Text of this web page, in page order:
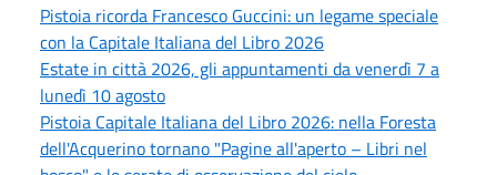
Pistoia ricorda Francesco Guccini: un legame speciale
con la Capitale Italiana del Libro 2026
Estate in città 2026, gli appuntamenti da venerdì 7 a
lunedì 10 agosto
Pistoia Capitale Italiana del Libro 2026: nella Foresta
dell'Acquerino tornano "Pagine all'aperto – Libri nel